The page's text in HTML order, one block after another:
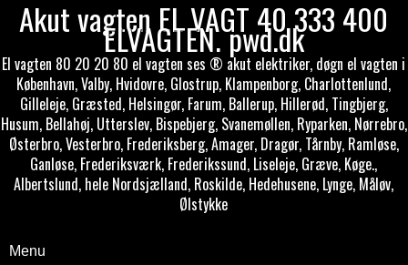
Akut vagten EL VAGT 40 333 400
ELVAGTEN. pwd.dk
El vagten 80 20 20 80 el vagten ses ® akut elektriker, døgn el vagten i
København, Valby, Hvidovre, Glostrup, Klampenborg, Charlottenlund,
Gilleleje, Græsted, Helsingør, Farum, Ballerup, Hillerød, Tingbjerg,
Husum, Bellahøj, Utterslev, Bispebjerg, Svanemøllen, Ryparken, Nørrebro,
Østerbro, Vesterbro, Frederiksberg, Amager, Dragør, Tårnby, Ramløse,
Ganløse, Frederiksværk, Frederikssund, Liseleje, Græve, Køge.,
Albertslund, hele Nordsjælland, Roskilde, Hedehusene, Lynge, Måløv,
Ølstykke
Menu